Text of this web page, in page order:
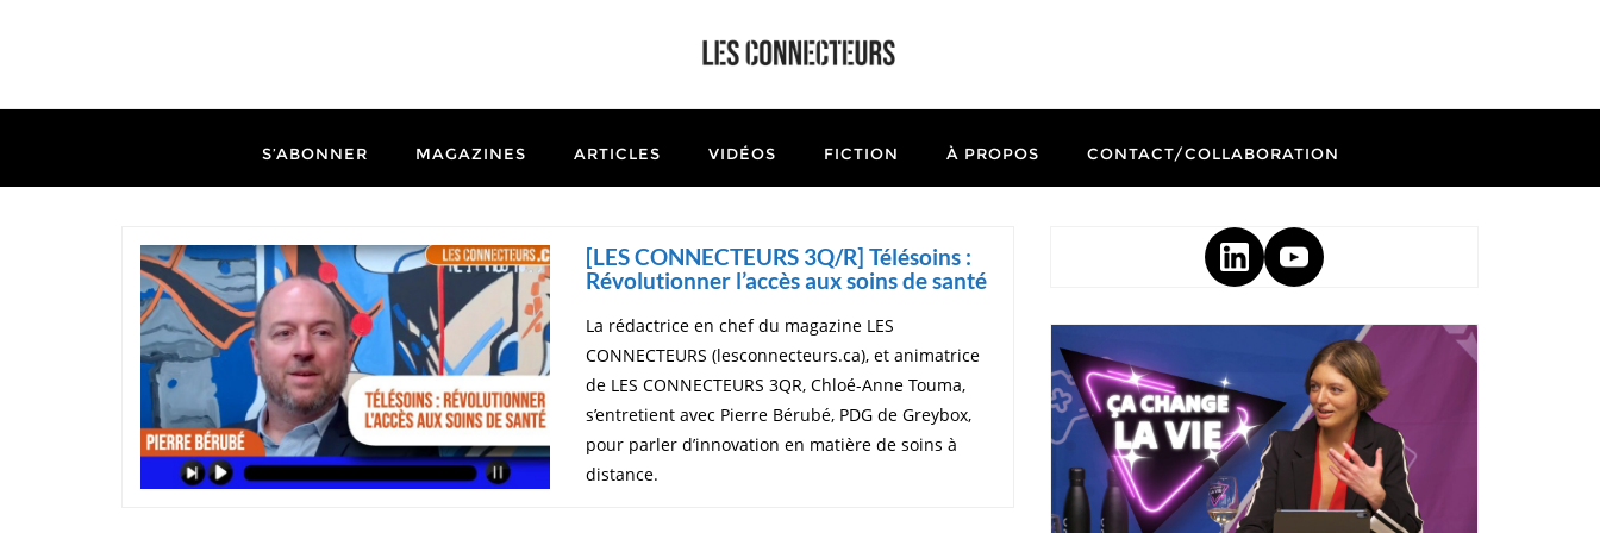
S’ABONNER MAGAZINES ARTICLES VIDÉOS FICTION À PROPOS CONTACT/COLLABORATION
[LES CONNECTEURS 3Q/R] Télésoins :
Révolutionner l’accès aux soins de santé
La rédactrice en chef du magazine LES
CONNECTEURS (lesconnecteurs.ca), et animatrice
de LES CONNECTEURS 3QR, Chloé-Anne Touma,
s’entretient avec Pierre Bérubé, PDG de Greybox,
pour parler d’innovation en matière de soins à
distance.